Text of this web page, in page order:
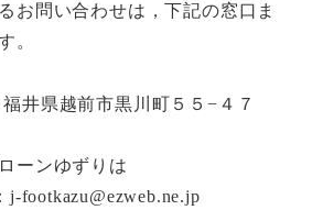
お問い合わせは，下記の窓口ま
。
井県越前市黒川町５５−４７
ーンゆずりは
j-footkazu@ezweb.ne.jp